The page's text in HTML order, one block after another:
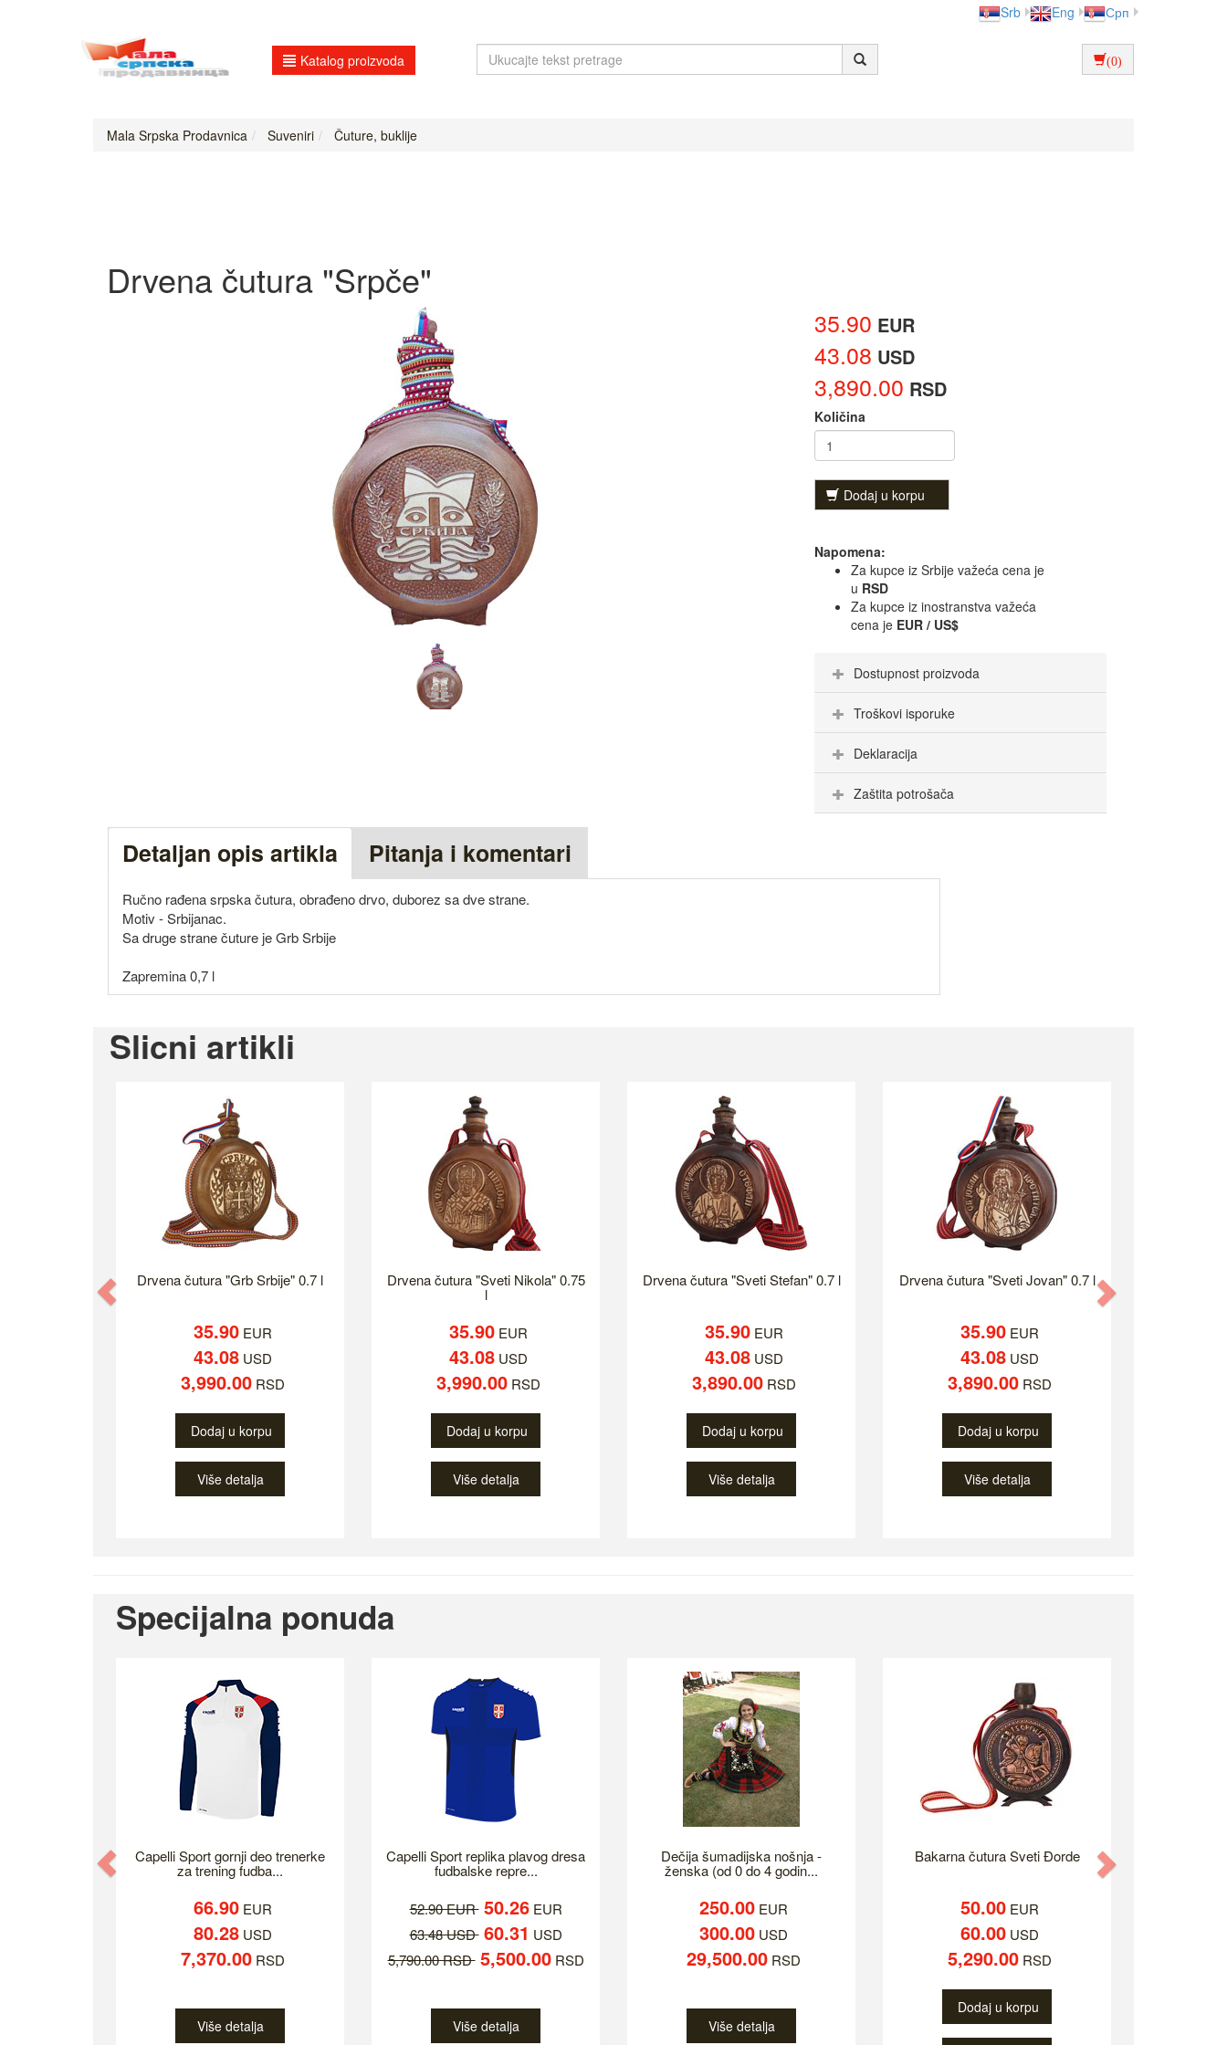
Srb Eng Срп
Katalog proizvoda (0)
Mala Srpska Prodavnica Suveniri Čuture, buklije
Drvena čutura "Srpče"
35.90 EUR
43.08 USD
3,890.00 RSD
Količina
Dodaj u korpu
Napomena:
Za kupce iz Srbije važeća cena je
u RSD
Za kupce iz inostranstva važeća
cena je EUR / US$
Dostupnost proizvoda
Troškovi isporuke
Deklaracija
Zaštita potrošača
Detaljan opis artikla Pitanja i komentari
Ručno rađena srpska čutura, obrađeno drvo, duborez sa dve strane.
Motiv - Srbijanac.
Sa druge strane čuture je Grb Srbije
Zapremina 0,7 l
Slicni artikli
Drvena čutura "Grb Srbije" 0.7 l
35.90EUR
43.08USD
3,990.00RSD
Dodaj u korpu
Više detalja
Drvena čutura "Sveti Nikola" 0.75
l
35.90EUR
43.08USD
3,990.00RSD
Dodaj u korpu
Više detalja
Drvena čutura "Sveti Stefan" 0.7 l
35.90EUR
43.08USD
3,890.00RSD
Dodaj u korpu
Više detalja
Drvena čutura "Sveti Jovan" 0.7 l
35.90EUR
43.08USD
3,890.00RSD
Dodaj u korpu
Više detalja
Previous
Specijalna ponuda
Capelli Sport gornji deo trenerke
za trening fudba...
66.90EUR
80.28USD
7,370.00RSD
Više detalja
Capelli Sport replika plavog dresa
fudbalske repre...
52.90 EUR 50.26EUR
63.48 USD 60.31 USD
5,790.00 RSD 5,500.00RSD
Više detalja
Dečija šumadijska nošnja -
ženska (od 0 do 4 godin...
250.00 EUR
300.00 USD
29,500.00 RSD
Više detalja
Bakarna čutura Sveti Đorde
50.00EUR
60.00USD
5,290.00RSD
Dodaj u korpu
Previous